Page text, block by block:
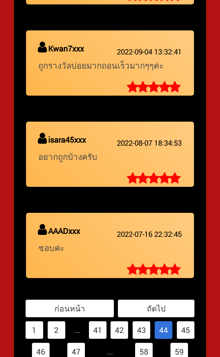
Kwan7xxx 2022-09-04 13:32:41
ถูกรางวัลบ่อยมากถอนเร็วมากๆๆค่ะ
isara45xxx 2022-08-07 18:34:53
อยากถูกบ้างครับ
AAADxxx 2022-07-16 22:32:45
ชอบค่ะ
ก่อนหน้า ถัดไป
1 2 ... 41 42 43 44 45
46 47 ... 58 59